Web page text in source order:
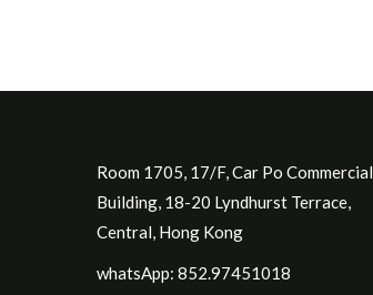
Room 1705, 17/F, Car Po Commercial
Building, 18-20 Lyndhurst Terrace,
Central, Hong Kong
whatsApp: 852.97451018